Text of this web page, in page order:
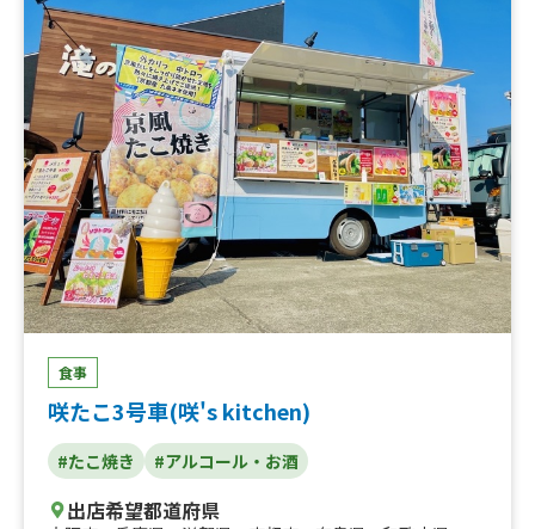
0、熟成ハラミ串ランチ、塩タン串ランチ、焼肉丼、大阪
美人カステラ15個、大阪美人カステラ25個、大阪美人カス
テラ40個、チュロス、りんご飴、大阪産梅ポーク焼きそ
ば、カステラいちごパフェ、焼き鳥、いちご飴、ビール、
冷やしパイン、なにわ黒牛の極上焼きそば、フランクフル
ト、カキ氷、仙台牛タン重、唐揚げ、焼き芋、ポテト、た
こ焼き
食事
咲たこ3号車(咲's kitchen)
#たこ焼き #アルコール・お酒
出店希望都道府県